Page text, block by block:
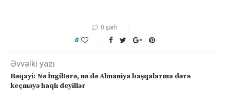
0 şərh
0
Əvvəlki yazı
Bəqayi: Nə İngiltərə, nə də Almaniya başqalarına dərs
keçməyə haqlı deyillər